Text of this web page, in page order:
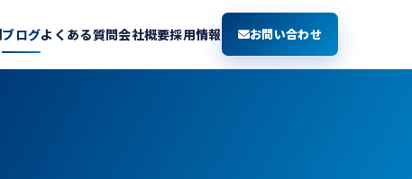
ブログよくある質問会社概要採用情報 お問い合わせ